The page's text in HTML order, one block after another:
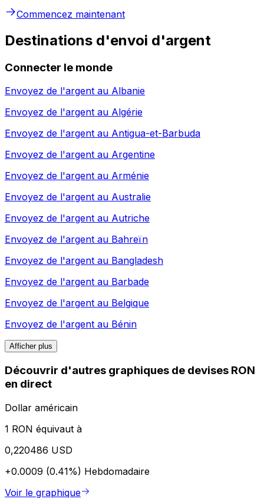
Commencez maintenant
Destinations d'envoi d'argent
Connecter le monde
Envoyez de l'argent au Albanie
Envoyez de l'argent au Algérie
Envoyez de l'argent au Antigua-et-Barbuda
Envoyez de l'argent au Argentine
Envoyez de l'argent au Arménie
Envoyez de l'argent au Australie
Envoyez de l'argent au Autriche
Envoyez de l'argent au Bahreïn
Envoyez de l'argent au Bangladesh
Envoyez de l'argent au Barbade
Envoyez de l'argent au Belgique
Envoyez de l'argent au Bénin
Afficher plus
Découvrir d'autres graphiques de devises RON
en direct
Dollar américain
1 RON équivaut à
0,220486 USD
+0.0009 (0.41%) Hebdomadaire
Voir le graphique